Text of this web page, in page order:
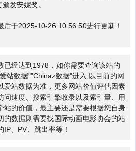
发安妮奖。
后于2025-10-26 10:56:50进行更新！
已经达到1978，如你需要查询该站的
爱站数据""Chinaz数据"进入;以目前的网
爱站数据为准，更多网站价值评估因素
问速度、搜索引擎收录以及索引量、用
站的价值，最主要还是需要根据您自身
的数据则需要找国际动画电影协会的站
、PV、跳出率等！